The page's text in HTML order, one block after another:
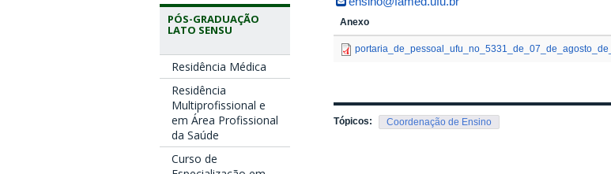
PÓS-GRADUAÇÃO
LATO SENSU
Residência Médica
Residência
Multiprofissional e
em Área Profissional
da Saúde
Curso de
Anexo
Tópicos: Coordenação de Ensino